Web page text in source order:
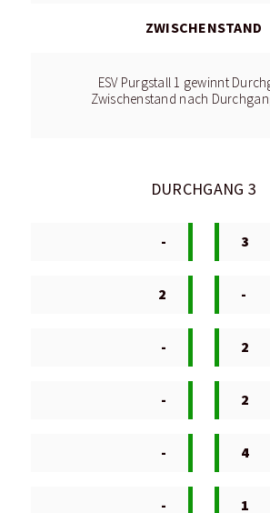
ZWISCHENSTAND
ESV Purgstall 1 gewinnt
Zwischenstand nach
DURCHGANG 3
- 3
2 -
- 2
- 2
- 4
- 1